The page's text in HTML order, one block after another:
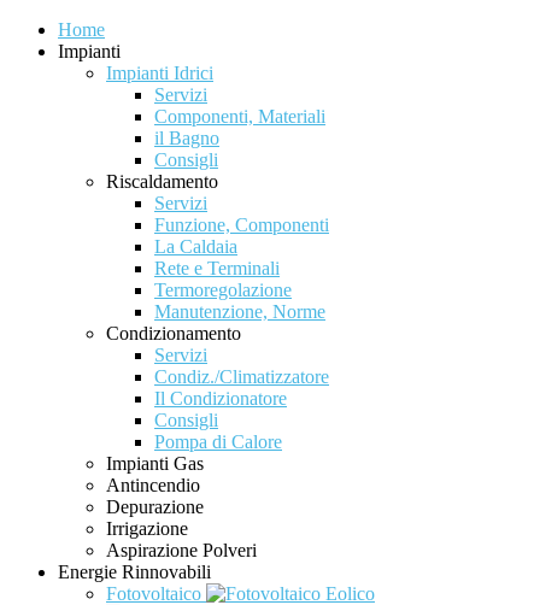
Home
Impianti
Impianti Idrici
Servizi
Componenti, Materiali
il Bagno
Consigli
Riscaldamento
Servizi
Funzione, Componenti
La Caldaia
Rete e Terminali
Termoregolazione
Manutenzione, Norme
Condizionamento
Servizi
Condiz./Climatizzatore
Il Condizionatore
Consigli
Pompa di Calore
Impianti Gas
Antincendio
Depurazione
Irrigazione
Aspirazione Polveri
Energie Rinnovabili
Fotovoltaico
Eolico